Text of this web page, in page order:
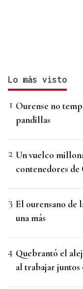
Lo más visto
Ourense no
pandillas
Un vuelco
contenedores de
El ourensano de
una más
Quebrantó el
al trabajar